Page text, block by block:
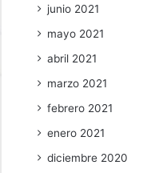
junio 2021
mayo 2021
abril 2021
marzo 2021
febrero 2021
enero 2021
diciembre 2020